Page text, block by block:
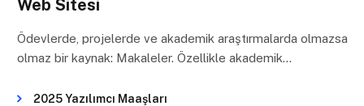
Web Sitesi
Ödevlerde, projelerde ve akademik araştırmalarda olmazsa
olmaz bir kaynak: Makaleler. Özellikle akademik…
2025 Yazılımcı Maaşları